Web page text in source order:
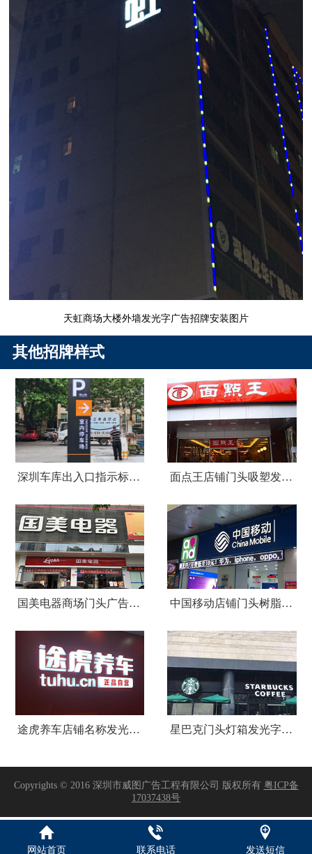
天虹商场大楼外墙发光字广告招牌安装图片
其他招牌样式
深圳车库出入口指示标识牌制作 面点王店铺门头吸塑发光字广告招牌
国美电器商场门头广告招牌设计制作安装 中国移动店铺门头树脂发光字招牌
途虎养车店铺名称发光字招牌制作安装 星巴克门头灯箱发光字招牌制作安装
Copyrights © 2016 深圳市威图广告工程有限公司 版权所有 粤ICP备
17037438号
网站首页 联系电话 发送短信